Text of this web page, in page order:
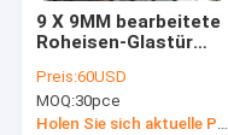
9 X 9MM bearbeitete
Roheisen-Glastür
schwarze Chromes
Preis:60USD
MOQ:30pce
Holen Sie sich aktuelle Preis